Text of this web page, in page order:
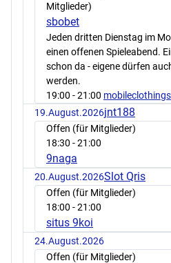
Mitglieder)
sbobet
Jeden dritten Dienstag im
einen offenen Spieleabend.
schon da - eigene dürfen
werden.
19:00 - 21:00
19.August.2026jnt188
Offen (für Mitglieder)
18:30 - 21:00
9naga
20.August.2026Slot Qris
Offen (für Mitglieder)
18:00 - 21:00
situs 9koi
24.August.2026
Offen (für Mitglieder)